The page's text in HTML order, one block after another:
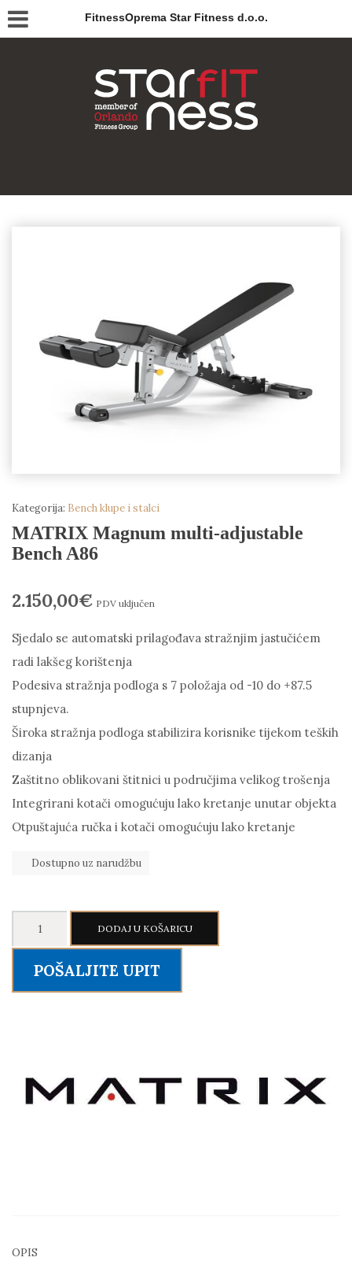
FitnessOprema Star Fitness d.o.o.
Kategorija: Bench klupe i stalci
MATRIX Magnum multi-adjustable
Bench A86
2.150,00€ PDV uključen
Sjedalo se automatski prilagođava stražnjim jastučićem
radi lakšeg korištenja
Podesiva stražnja podloga s 7 položaja od -10 do +87.5
stupnjeva.
Široka stražnja podloga stabilizira korisnike tijekom teških
dizanja
Zaštitno oblikovani štitnici u područjima velikog trošenja
Integrirani kotači omogućuju lako kretanje unutar objekta
Otpuštajuća ručka i kotači omogućuju lako kretanje
Dostupno uz narudžbu
Magnum
multi-
adjustable
DODAJ U KOŠARICU
POŠALJITE UPIT
OPIS